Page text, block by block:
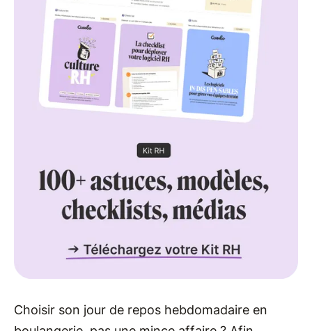
Choisir son jour de repos hebdomadaire en